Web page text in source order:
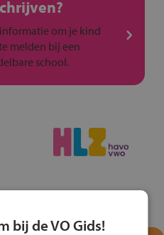
om je kind
melden bij een
school.
bij de VO Gids!